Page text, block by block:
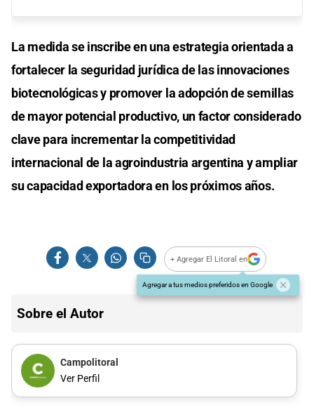
La medida se inscribe en una estrategia orientada a
fortalecer la seguridad jurídica de las innovaciones
biotecnológicas y promover la adopción de semillas
de mayor potencial productivo, un factor considerado
clave para incrementar la competitividad
internacional de la agroindustria argentina y ampliar
su capacidad exportadora en los próximos años.
+ Agregar El Litoral en
Agregar a tus medios preferidos en Google
Sobre el Autor
Campolitoral
Ver Perfil